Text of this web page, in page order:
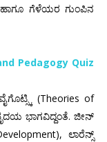
ಹಾಗೂ ಗೆಳೆಯರ ಗುಂಪಿನ
Pedagogy Quiz
(Theories of
ಭಾಗವಿದ್ದಂತೆ. ಜೀನ್
ಲಾರೆನ್ಸ್